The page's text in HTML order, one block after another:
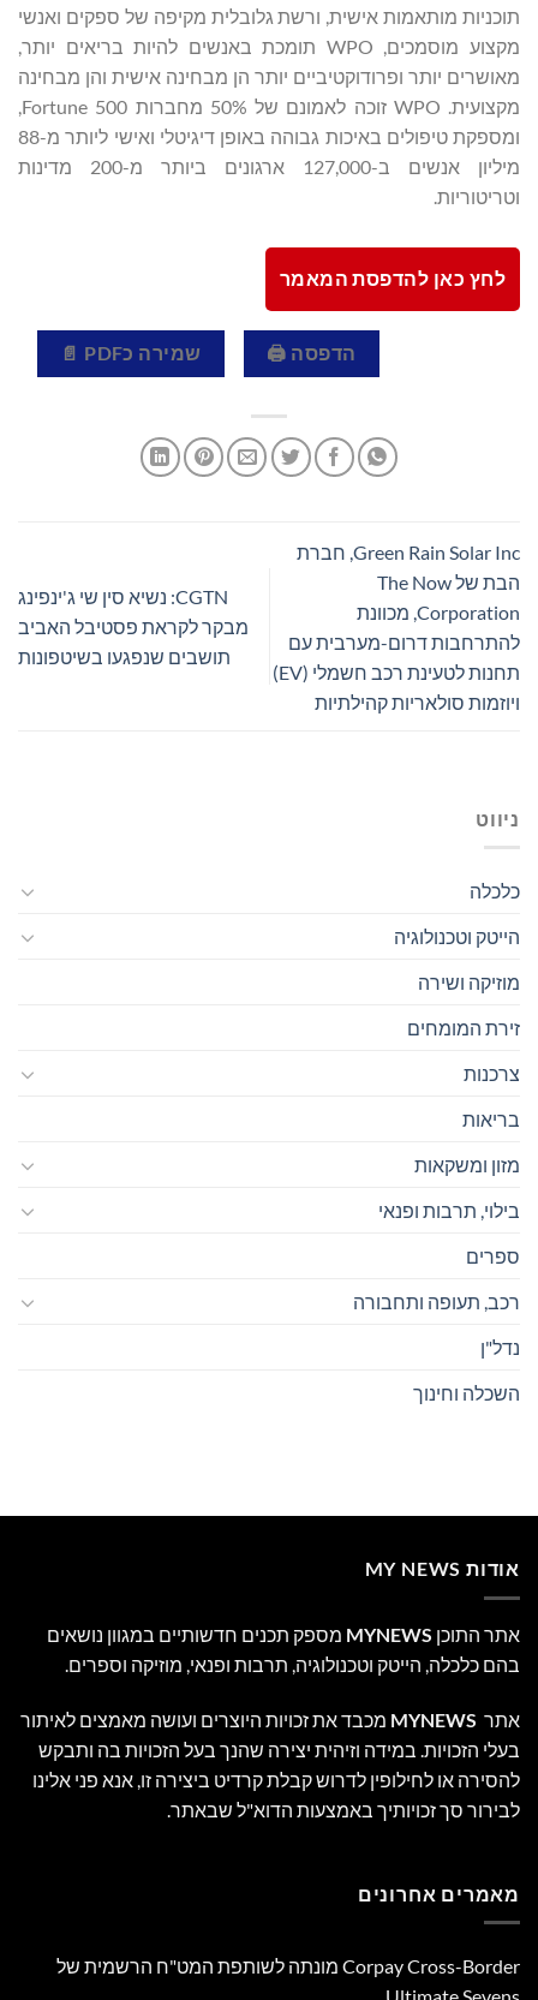
תוכניות מותאמות אישית, ורשת גלובלית מקיפה של ספקים ואנשי
מקצוע מוסמכים, WPO תומכת באנשים להיות בריאים יותר,
מאושרים יותר ופרודוקטיביים יותר הן מבחינה אישית והן מבחינה
ומספקת טיפולים באיכות גבוהה באופן דיגיטלי ואישי ליותר מ-88
מיליון אנשים ב-127,000 ארגונים ביותר מ-200 מדינות
וטריטוריות.
לחץ כאן להדפסת המאמר
הדפסה 🖨 שמירה כPDF 📄
Green Rain Solar Inc, חברת
הבת של The Now
Corporation, מכוונת
להתרחבות דרום-מערבית עם
תחנות לטעינת רכב חשמלי (EV)
ויוזמות סולאריות קהילתיות
CGTN: נשיא סין שי ג'ינפינג
מבקר לקראת פסטיבל האביב
תושבים שנפגעו בשיטפונות
ניווט
כלכלה
הייטק וטכנולוגיה
מוזיקה ושירה
זירת המומחים
צרכנות
בריאות
מזון ומשקאות
בילוי, תרבות ופנאי
ספרים
רכב, תעופה ותחבורה
נדל"ן
השכלה וחינוך
אודות MY NEWS
אתר התוכן MYNEWS מספק תכנים חדשותיים במגוון נושאים
בהם כלכלה, הייטק וטכנולוגיה, תרבות ופנאי, מוזיקה וספרים.
אתר MYNEWS מכבד את זכויות היוצרים ועושה מאמצים לאיתור
בעלי הזכויות. במידה וזיהית יצירה שהנך בעל הזכויות בה ותבקש
להסירה או לחילופין לדרוש קבלת קרדיט ביצירה זו, אנא פני אלינו
לבירור סך זכויותיך באמצעות הדוא"ל שבאתר.
מאמרים אחרונים
Corpay Cross-Border מונתה לשותפת המט"ח הרשמית של